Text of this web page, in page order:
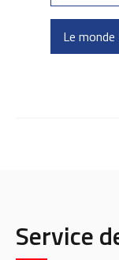
Le monde
Service